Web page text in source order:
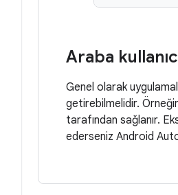
Araba
Genel olarak
getirebilmelidir.
tarafından sağlanır.
ederseniz Android